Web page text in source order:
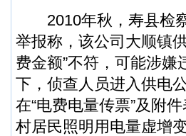
2010年秋，寿县检察
举报称，该公司大顺镇
费金额”不符，可能涉
下，侦查人员进入供电
在“电费电量传票”及附
村居民照明用电量虚增